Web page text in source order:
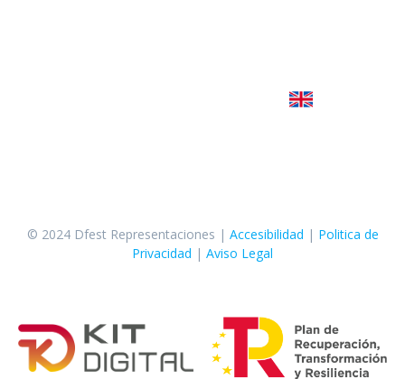
© 2024 Dfest Representaciones | Accesibilidad | Politica de
Privacidad | Aviso Legal